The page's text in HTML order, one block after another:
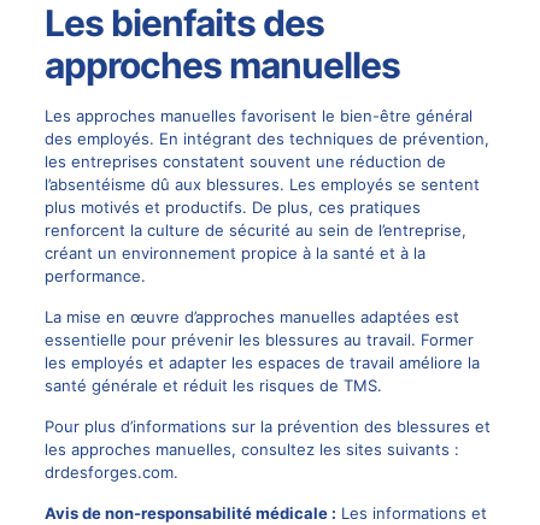
Les bienfaits des
approches manuelles
Les approches manuelles favorisent le bien-être général
des employés. En intégrant des techniques de prévention,
les entreprises constatent souvent une réduction de
l’absentéisme dû aux blessures. Les employés se sentent
plus motivés et productifs. De plus, ces pratiques
renforcent la culture de sécurité au sein de l’entreprise,
créant un environnement propice à la santé et à la
performance.
La mise en œuvre d’approches manuelles adaptées est
essentielle pour prévenir les blessures au travail. Former
les employés et adapter les espaces de travail améliore la
santé générale et réduit les risques de TMS.
Pour plus d’informations sur la prévention des blessures et
les approches manuelles, consultez les sites suivants :
drdesforges.com.
Avis de non-responsabilité médicale : Les informations et